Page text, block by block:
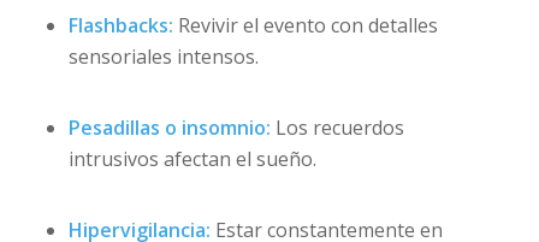
Flashbacks: Revivir el evento con detalles
sensoriales intensos.
Pesadillas o insomnio: Los recuerdos
intrusivos afectan el sueño.
Hipervigilancia: Estar constantemente en